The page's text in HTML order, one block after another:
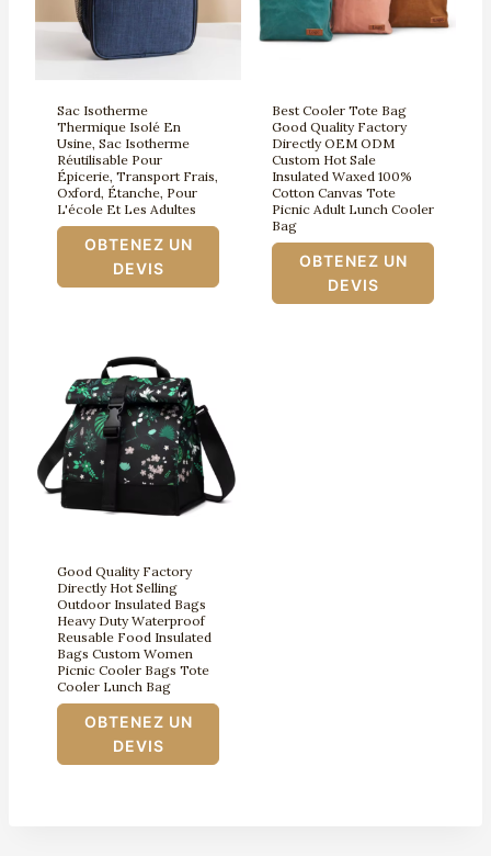
Sac Isotherme
Thermique Isolé En
Usine, Sac Isotherme
Réutilisable Pour
Épicerie, Transport Frais,
Oxford, Étanche, Pour
L'école Et Les Adultes
OBTENEZ UN
DEVIS
Best Cooler Tote Bag
Good Quality Factory
Directly OEM ODM
Custom Hot Sale
Insulated Waxed 100%
Cotton Canvas Tote
Picnic Adult Lunch Cooler
Bag
OBTENEZ UN
DEVIS
Good Quality Factory
Directly Hot Selling
Outdoor Insulated Bags
Heavy Duty Waterproof
Reusable Food Insulated
Bags Custom Women
Picnic Cooler Bags Tote
Cooler Lunch Bag
OBTENEZ UN
DEVIS